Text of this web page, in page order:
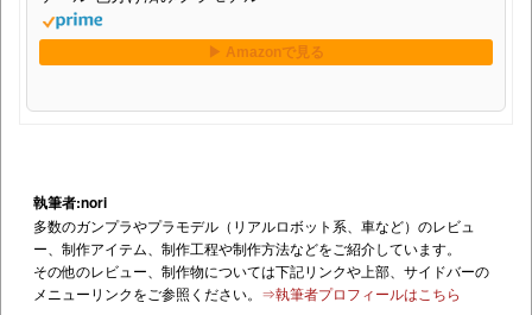
執筆者:nori
多数のガンプラやプラモデル（リアルロボット系、車など）のレビュ
ー、制作アイテム、制作工程や制作方法などをご紹介しています。
その他のレビュー、制作物については下記リンクや上部、サイドバーの
メニューリンクをご参照ください。 ⇒執筆者プロフィールはこちら